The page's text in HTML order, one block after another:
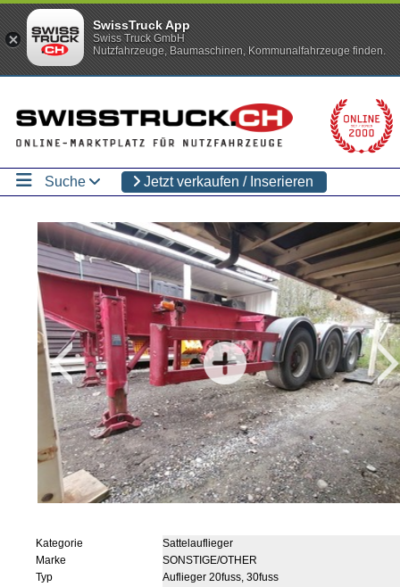
Suche Jetzt verkaufen / Inserieren
Kategorie
Sattelauflieger
Marke
SONSTIGE/OTHER
Typ
Auflieger 20fuss, 30fuss
SwissTruck App
Swiss Truck GmbH
Nutzfahrzeuge, Baumaschinen, Kommunalfahrzeuge finden.